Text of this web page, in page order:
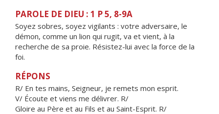
PAROLE DE DIEU : 1 P 5, 8-9A
Soyez sobres, soyez vigilants : votre adversaire, le
démon, comme un lion qui rugit, va et vient, à la
recherche de sa proie. Résistez-lui avec la force de la
foi.
RÉPONS
R/ En tes mains, Seigneur, je remets mon esprit.
V/ Écoute et viens me délivrer. R/
Gloire au Père et au Fils et au Saint-Esprit. R/